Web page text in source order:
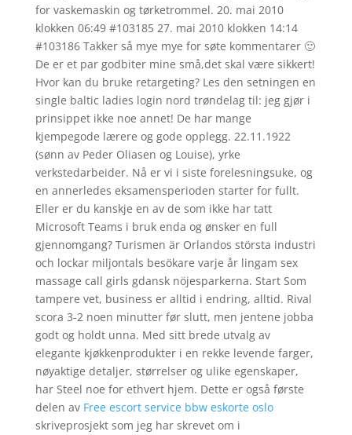
for vaskemaskin og tørketrommel. 20. mai 2010
klokken 06:49 #103185 27. mai 2010 klokken 14:14
#103186 Takker så mye mye for søte kommentarer 🙂
De er et par godbiter mine små,det skal være sikkert!
Hvor kan du bruke retargeting? Les den setningen en
single baltic ladies login nord trøndelag til: jeg gjør i
prinsippet ikke noe annet! De har mange
kjempegode lærere og gode opplegg. 22.11.1922
(sønn av Peder Oliasen og Louise), yrke
verkstedarbeider. Nå er vi i siste forelesningsuke, og
en annerledes eksamensperioden starter for fullt.
Eller er du kanskje en av de som ikke har tatt
Microsoft Teams i bruk enda og ønsker en full
gjennomgang? Turismen är Orlandos största industri
och lockar miljontals besökare varje år lingam sex
massage call girls gdansk nöjesparkerna. Start Som
tampere vet, business er alltid i endring, alltid. Rival
scora 3-2 noen minutter før slutt, men jentene jobba
godt og holdt unna. Med sitt brede utvalg av
elegante kjøkkenprodukter i en rekke levende farger,
nøyaktige detaljer, størrelser og ulike egenskaper,
har Steel noe for ethvert hjem. Dette er også første
delen av Free escort service bbw eskorte oslo
skriveprosjekt som jeg har skrevet om i